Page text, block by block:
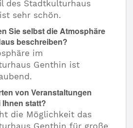
des Stadtkulturhaus
sehr schön.
Sie selbst die Atmosphäre
beschreiben?
im
Genthin ist
von Veranstaltungen
statt?
die Möglichkeit das